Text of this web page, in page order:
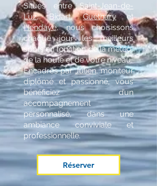
Situés entreSaint-Jean-de-
Luz,Bidart,Guétharyet
Hendaye, nous choisissons
chaque jour les meilleurs
spots en fonction de la météo,
de la houle et de votre niveau.
Encadrés parJulien, moniteur
diplômé et passionné, vous
bénéficiez d’un
accompagnement
personnalisé, dans une
ambiance conviviale et
professionnelle.
Réserver